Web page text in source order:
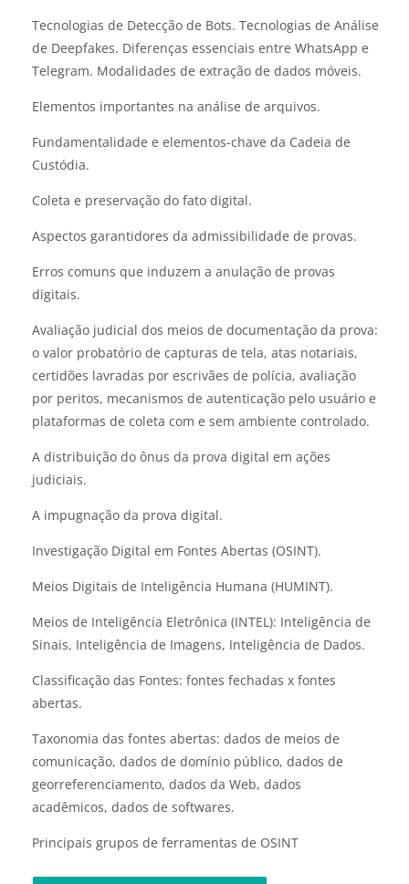
Tecnologias de Detecção de Bots. Tecnologias de Análise
de Deepfakes. Diferenças essenciais entre WhatsApp e
Telegram. Modalidades de extração de dados móveis.
Elementos importantes na análise de arquivos.
Fundamentalidade e elementos-chave da Cadeia de
Custódia.
Coleta e preservação do fato digital.
Aspectos garantidores da admissibilidade de provas.
Erros comuns que induzem a anulação de provas
digitais.
Avaliação judicial dos meios de documentação da prova:
o valor probatório de capturas de tela, atas notariais,
certidões lavradas por escrivães de polícia, avaliação
por peritos, mecanismos de autenticação pelo usuário e
plataformas de coleta com e sem ambiente controlado.
A distribuição do ônus da prova digital em ações
judiciais.
A impugnação da prova digital.
Investigação Digital em Fontes Abertas (OSINT).
Meios Digitais de Inteligência Humana (HUMINT).
Meios de Inteligência Eletrônica (INTEL): Inteligência de
Sinais, Inteligência de Imagens, Inteligência de Dados.
Classificação das Fontes: fontes fechadas x fontes
abertas.
Taxonomia das fontes abertas: dados de meios de
comunicação, dados de domínio público, dados de
georreferenciamento, dados da Web, dados
acadêmicos, dados de softwares.
Principais grupos de ferramentas de OSINT